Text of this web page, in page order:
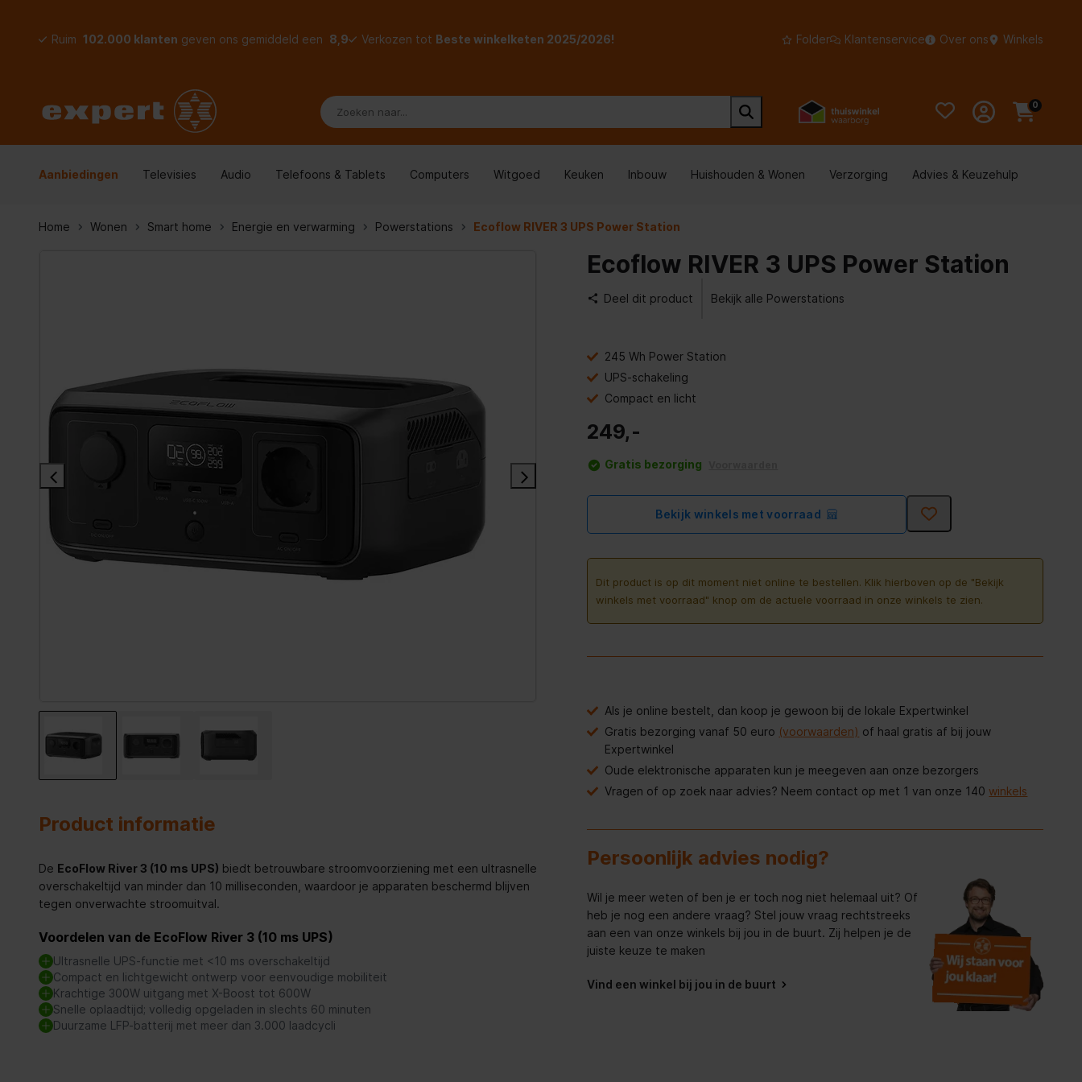
Ruim 102.000 klanten geven ons gemiddeld een 8,9 Verkozen tot Beste winkelketen 2025/2026! Folder Klantenservice Over ons Winkels
0
Aanbiedingen Televisies Audio Telefoons & Tablets Computers Witgoed Keuken Inbouw Huishouden & Wonen Verzorging Advies & Keuzehulp
Home Wonen Smart home Energie en verwarming Powerstations Ecoflow RIVER 3 UPS Power Station
Product informatie
De EcoFlow River 3 (10 ms UPS) biedt betrouwbare stroomvoorziening met een ultrasnelle
overschakeltijd van minder dan 10 milliseconden, waardoor je apparaten beschermd blijven
tegen onverwachte stroomuitval.
Voordelen van de EcoFlow River 3 (10 ms UPS)
Ultrasnelle UPS-functie met <10 ms overschakeltijd
Compact en lichtgewicht ontwerp voor eenvoudige mobiliteit
Krachtige 300W uitgang met X-Boost tot 600W
Snelle oplaadtijd; volledig opgeladen in slechts 60 minuten
Duurzame LFP-batterij met meer dan 3.000 laadcycli
Ecoflow RIVER 3 UPS Power Station
Deel dit product Bekijk alle Powerstations
245 Wh Power Station
UPS-schakeling
Compact en licht
249,-
Gratis bezorging
Bekijk winkels met voorraad
Dit product is op dit moment niet online te bestellen. Klik hierboven op de "Bekijk
winkels met voorraad" knop om de actuele voorraad in onze winkels te zien.
Als je online bestelt, dan koop je gewoon bij de lokale Expertwinkel
Gratis bezorging vanaf 50 euro (voorwaarden) of haal gratis af bij jouw
Expertwinkel
Oude elektronische apparaten kun je meegeven aan onze bezorgers
Vragen of op zoek naar advies? Neem contact op met 1 van onze 140 winkels
Persoonlijk advies nodig?
Wil je meer weten of ben je er toch nog niet helemaal uit? Of
heb je nog een andere vraag? Stel jouw vraag rechtstreeks
aan een van onze winkels bij jou in de buurt. Zij helpen je de
juiste keuze te maken
Vind een winkel bij jou in de buurt